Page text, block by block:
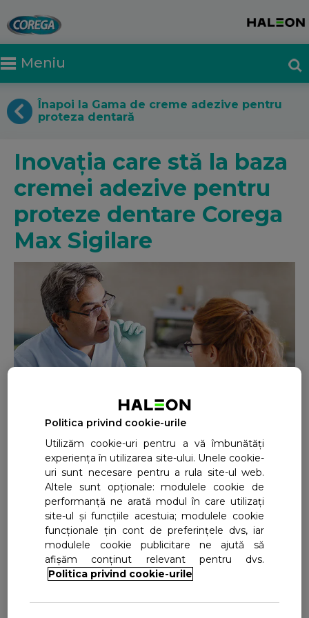
Meniu
Înapoi la Gama de creme adezive pentru
proteza dentară
Inovația care stă la baza
cremei adezive pentru
proteze dentare Corega
Max Sigilare
În secolul XXI, progresele științifice apar fără
încetare în aproape toate aspectele vieților
noastre. Datorită cremei adeziveCorega Max
Sigilare, persoanele care poartă proteze
dentare se pot bucura de cele mai noi
inovații de la Corega.
Corega Max Sigilareeste concepută pentru a
Politica privind cookie-urile
Utilizăm cookie-uri pentru a vă îmbunătăți
experiența în utilizarea site-ului. Unele cookie-
uri sunt necesare pentru a rula site-ul web.
Altele sunt opționale: modulele cookie de
performanță ne arată modul în care utilizați
site-ul și funcțiile acestuia; modulele cookie
funcționale țin cont de preferințele dvs, iar
modulele cookie publicitare ne ajută să
afișăm conținut relevant pentru dvs.
Politica privind cookie-urile